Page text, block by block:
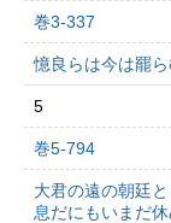
巻3-337
憶良らは今は罷
5
巻5-794
大君の遠の朝廷
息だにもいまだ